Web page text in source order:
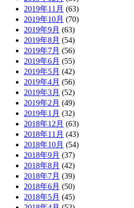
2019年11月 (63)
2019年10月 (70)
2019年9月 (63)
2019年8月 (54)
2019年7月 (56)
2019年6月 (55)
2019年5月 (42)
2019年4月 (56)
2019年3月 (52)
2019年2月 (49)
2019年1月 (32)
2018年12月 (63)
2018年11月 (43)
2018年10月 (54)
2018年9月 (37)
2018年8月 (42)
2018年7月 (39)
2018年6月 (50)
2018年5月 (45)